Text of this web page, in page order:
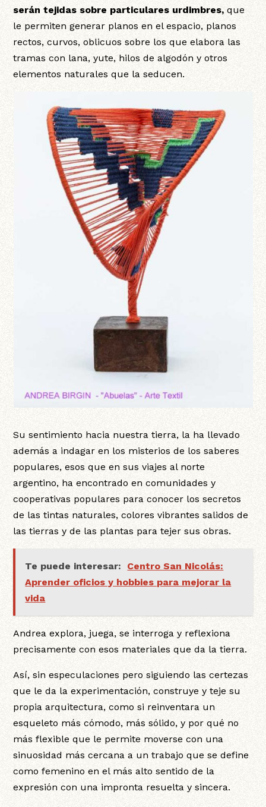
serán tejidas sobre particulares urdimbres, que
le permiten generar planos en el espacio, planos
rectos, curvos, oblicuos sobre los que elabora las
tramas con lana, yute, hilos de algodón y otros
elementos naturales que la seducen.
Su sentimiento hacia nuestra tierra, la ha llevado
además a indagar en los misterios de los saberes
populares, esos que en sus viajes al norte
argentino, ha encontrado en comunidades y
cooperativas populares para conocer los secretos
de las tintas naturales, colores vibrantes salidos de
las tierras y de las plantas para tejer sus obras.
Te puede interesar:
Centro San Nicolás:
Aprender oficios y hobbies para mejorar la
vida
Andrea explora, juega, se interroga y reflexiona
precisamente con esos materiales que da la tierra.
Así, sin especulaciones pero siguiendo las certezas
que le da la experimentación, construye y teje su
propia arquitectura, como si reinventara un
esqueleto más cómodo, más sólido, y por qué no
más flexible que le permite moverse con una
sinuosidad más cercana a un trabajo que se define
como femenino en el más alto sentido de la
expresión con una impronta resuelta y sincera.